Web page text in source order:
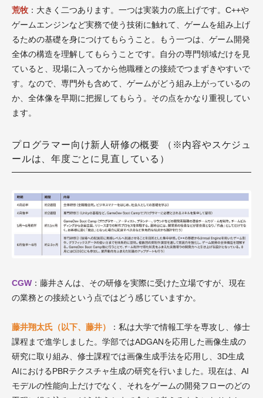
荒牧 ：大きく二つあります。一つは実装力の底上げです。C++や
ゲームエンジンなど実務で使う技術に触れて、ゲームを組み上げ
るための基礎を身につけてもらうこと。もう一つは、ゲーム開発
全体の構造を理解してもらうことです。自分の専門領域だけを見
ていると、現場に入ってから他職種との接続でつまずきやすいで
す。なので、専門外も含めて、ゲームがどう組み上がっているの
か、全体像を早期に把握してもらう。その点をかなり重視してい
ます。
プログラマー向け新人研修の概要 （※内容やスケジュ
ールは、年度ごとに見直している）
CGW ：藤井さんは、その研修を実際に受けた立場ですが、現在
の業務との接続という点ではどう感じていますか。
藤井翔太氏（以下、藤井）
：私は大学で情報工学を専攻し、修士
課程まで進学しました。学部ではADGANを応用した画像生成の
研究に取り組み、修士課程では画像生成手法を応用し、3D生成
AIにおけるPBRテクスチャ生成の研究を行いました。現在は、AI
モデルの性能向上だけでなく、それをゲームの開発フローのどの